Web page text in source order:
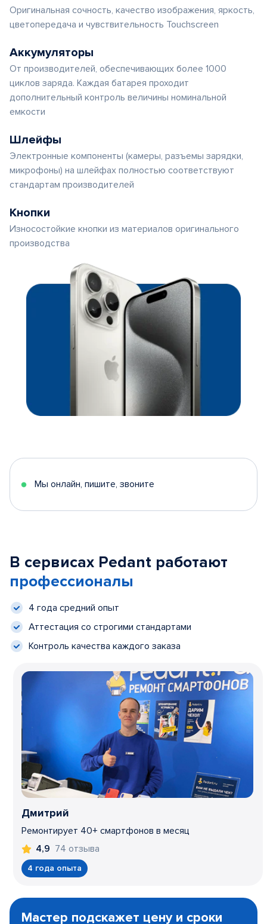
Оригинальная сочность, качество изображения, яркость,
цветопередача и чувствительность Touchscreen
Аккумуляторы
От производителей, обеспечивающих более 1000
циклов заряда. Каждая батарея проходит
дополнительный контроль величины номинальной
емкости
Шлейфы
Электронные компоненты (камеры, разъемы зарядки,
микрофоны) на шлейфах полностью соответствуют
стандартам производителей
Кнопки
Износостойкие кнопки из материалов оригинального
производства
Мы онлайн, пишите, звоните
В сервисах Pedant работают
профессионалы
4 года средний опыт
Аттестация со строгими стандартами
Контроль качества каждого заказа
Дмитрий
Ремонтирует 40+ смартфонов в месяц
4,9 74 отзыва
4 года опыта
1
Мастер подскажет цену и сроки